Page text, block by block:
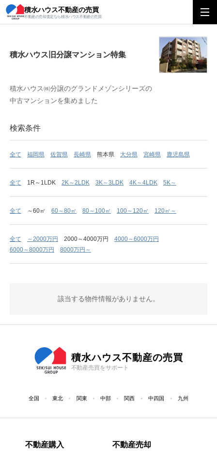
積水ハウス不動産の売買
不動産の売却査定なら積水ハウス不動産の売買
積水ハウス旧分譲マンション特集
積水ハウス旧分譲マンション特集
積水ハウス㈱分譲のグランドメゾンシリーズの
中古マンションを集めました
検索条件
全て 福岡県 佐賀県 長崎県 熊本県 大分県 宮崎県 鹿児島県
全て 1R～1LDK 2K～2LDK 3K～3LDK 4K～4LDK 5K～
全て ～60㎡ 60～80㎡ 80～100㎡ 100～120㎡ 120㎡～
全て ～2000万円 2000～4000万円
4000～6000万円
6000～8000万円
8000万円～
該当する物件情報がありません。
積水ハウス不動産の売買
不動産売買をサポート
全国 東北 関東 中部 関西 中四国 九州
不動産購入 不動産売却